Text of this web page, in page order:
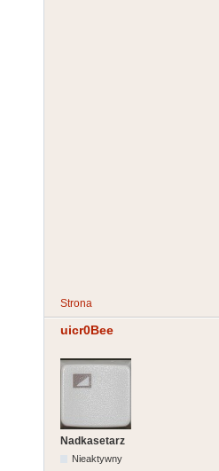
Strona
uicr0Bee
Nadkasetarz
Nieaktywny